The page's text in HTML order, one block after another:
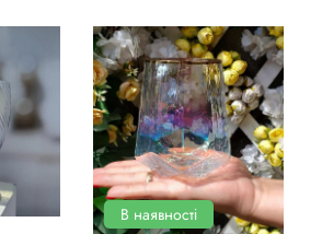
В наявності